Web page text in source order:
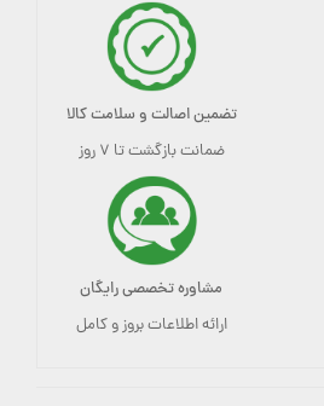
تضمین اصالت و سلامت کالا
ضمانت بازگشت تا ۷ روز
مشاوره تخصصی رایگان
ارائه اطلاعات بروز و کامل